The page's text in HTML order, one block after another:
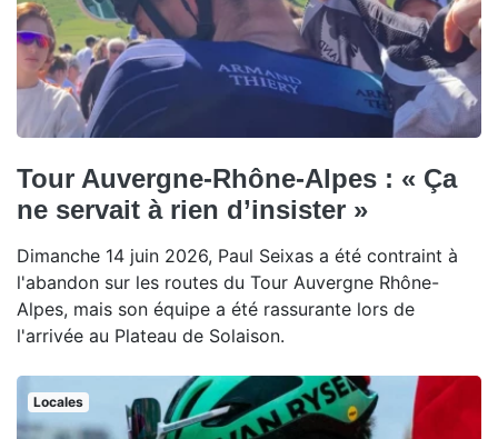
Tour Auvergne-Rhône-Alpes : « Ça
ne servait à rien d’insister »
Dimanche 14 juin 2026, Paul Seixas a été contraint à
l'abandon sur les routes du Tour Auvergne Rhône-
Alpes, mais son équipe a été rassurante lors de
l'arrivée au Plateau de Solaison.
Locales